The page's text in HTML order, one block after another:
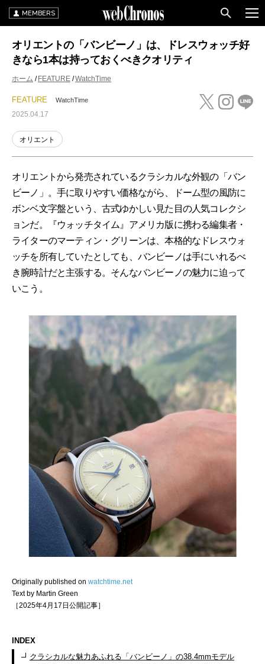
MEMBERS
オリエントの「バンビーノ」は、ドレスウォッチ好
きなら1本は持っておくべきクオリティ
ホーム FEATURE WatchTime
FEATURE WatchTime
2025.04.17
オリエント
オリエントから発売されているクラシカルな外観の「バン
ビーノ」。手に取りやすい価格ながら、ドーム型の風防に
ボンベ文字盤という、古式ゆかしい見た目の人気コレクシ
ョンだ。『ウォッチタイム』アメリカ版に携わる編集者・
ライターのマーティン・グリーンは、本格的なドレスウォ
ッチを所有していたとしても、バンビーノは手にいれるべ
き腕時計だと主張する。そんなバンビーノの魅力に迫って
いこう。
Originally published on watchtime.net
Text by Martin Green
［2025年4月17日公開記事］
INDEX
クラシカルな魅力あふれる「バンビーノ」の38.4mmモデル